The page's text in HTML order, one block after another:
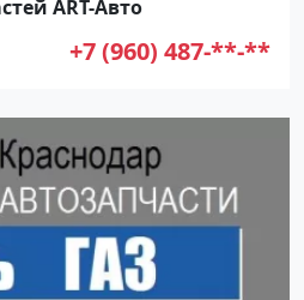
ART-Авто
+7 (960) 487-**-**